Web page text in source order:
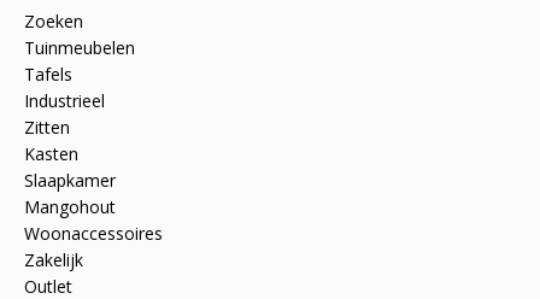
Zoeken
Tuinmeubelen
Tafels
Industrieel
Zitten
Kasten
Slaapkamer
Mangohout
Woonaccessoires
Zakelijk
Outlet